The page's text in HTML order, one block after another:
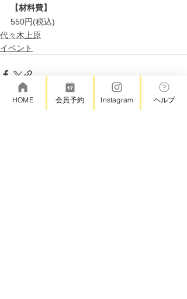
【材料費】
550円(税込)
代々木上原
イベント
HOME 会員予約 Instagram ヘルプ